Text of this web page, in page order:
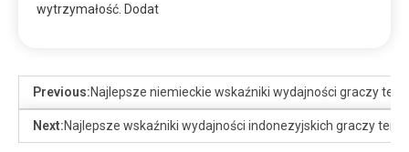
wytrzymałość. Dodat
Previous:Najlepsze niemieckie wskaźniki wydajności graczy
Next:Najlepsze wskaźniki wydajności indonezyjskich graczy